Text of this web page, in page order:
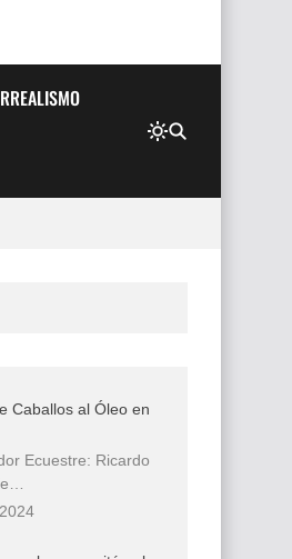
Caballos al Óleo en
Ecuestre: Ricardo